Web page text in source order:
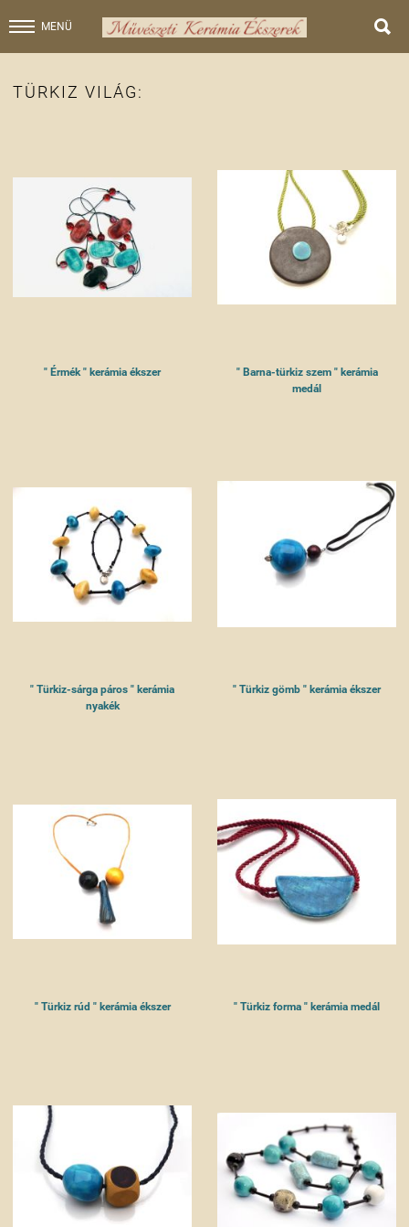
MENÜ 
TÜRKIZ VILÁG:
" Érmék " kerámia ékszer
" Barna-türkiz szem " kerámia
medál
" Türkiz-sárga páros " kerámia
nyakék
" Türkiz gömb " kerámia ékszer
" Türkiz rúd " kerámia ékszer " Türkiz forma " kerámia medál